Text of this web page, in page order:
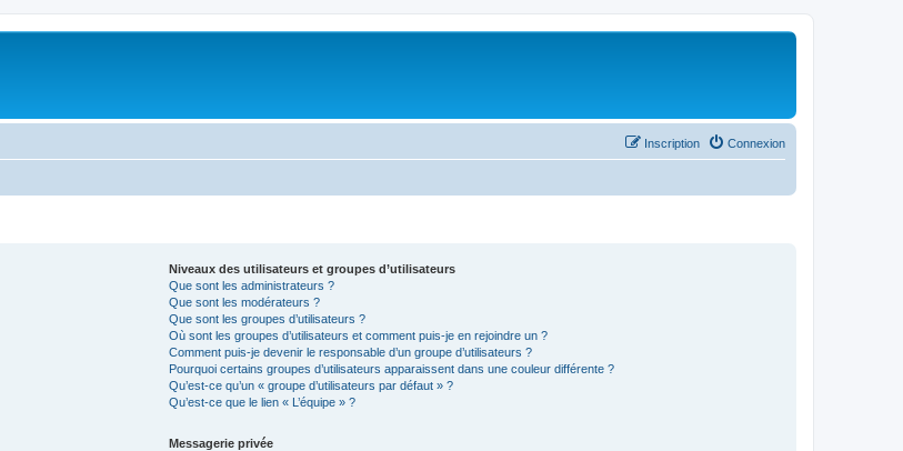
Connexion
Inscription
Niveaux des utilisateurs et groupes d’utilisateurs
Que sont les administrateurs ?
Que sont les modérateurs ?
Que sont les groupes d’utilisateurs ?
Où sont les groupes d’utilisateurs et comment puis-je en rejoindre un ?
Comment puis-je devenir le responsable d’un groupe d’utilisateurs ?
Pourquoi certains groupes d’utilisateurs apparaissent dans une couleur différente ?
Qu’est-ce qu’un « groupe d’utilisateurs par défaut » ?
Qu’est-ce que le lien « L’équipe » ?
Messagerie privée